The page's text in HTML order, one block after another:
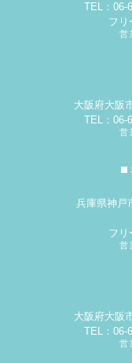
TEL：06-
フリ
営
大阪府大阪
TEL：06-
営
兵庫県神戸
フリ
営
大阪府大阪
TEL：06-
営